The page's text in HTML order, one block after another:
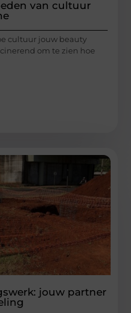
van cultuur
cultuur jouw beauty
om te zien hoe
jouw partner